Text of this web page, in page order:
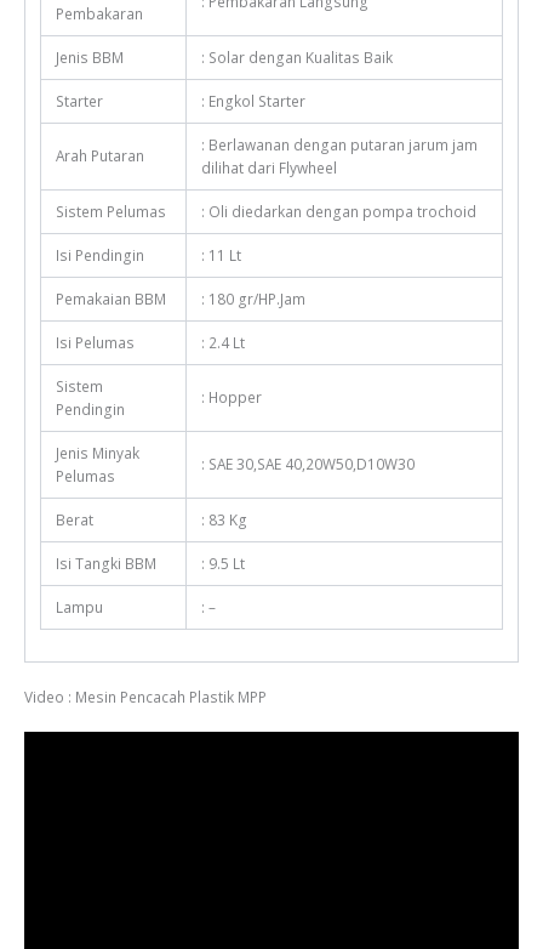
Pembakaran
Jenis BBM : Solar dengan Kualitas Baik
Starter : Engkol Starter
Arah Putaran
: Berlawanan dengan putaran jarum jam
dilihat dari Flywheel
Sistem Pelumas : Oli diedarkan dengan pompa trochoid
Isi Pendingin : 11 Lt
Pemakaian BBM : 180 gr/HP.Jam
Isi Pelumas : 2.4 Lt
Sistem
Pendingin
: Hopper
Jenis Minyak
Pelumas
: SAE 30,SAE 40,20W50,D10W30
Berat : 83 Kg
Isi Tangki BBM : 9.5 Lt
Lampu : –
Video : Mesin Pencacah Plastik MPP